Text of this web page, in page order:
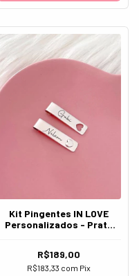
Kit Pingentes IN LOVE
Personalizados - Prata
R$189,00
R$183,33 com Pix